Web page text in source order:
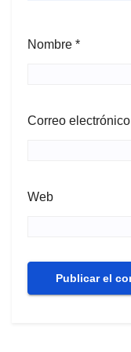
Nombre *
Correo electrónico
Web